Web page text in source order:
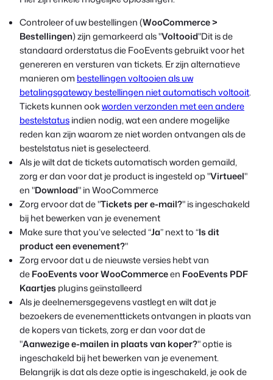
Controleer of uw bestellingen (WooCommerce >
Bestellingen) zijn gemarkeerd als "Voltooid"Dit is de
standaard orderstatus die FooEvents gebruikt voor het
genereren en versturen van tickets. Er zijn alternatieve
manieren om bestellingen voltooien als uw
betalingsgateway bestellingen niet automatisch voltooit.
Tickets kunnen ookworden verzonden met een andere
bestelstatusindien nodig, wat een andere mogelijke
reden kan zijn waarom ze niet worden ontvangen als de
bestelstatus niet is geselecteerd.
Als je wilt dat de tickets automatisch worden gemaild,
zorg er dan voor dat je product is ingesteld op "Virtueel"
en "Download" in WooCommerce
Zorg ervoor dat de "Tickets per e-mail?" is ingeschakeld
bij het bewerken van je evenement
Make sure that you’ve selected “Ja” next to “Is dit
product een evenement?"
Zorg ervoor dat u de nieuwste versies hebt van
deFooEvents voor WooCommerceen FooEvents PDF
Kaartjes plugins geïnstalleerd
Als je deelnemersgegevens vastlegt en wilt dat je
bezoekers de evenementtickets ontvangen in plaats van
de kopers van tickets, zorg er dan voor dat de
"Aanwezige e-mailen in plaats van koper?" optie is
ingeschakeld bij het bewerken van je evenement.
Belangrijk is dat als deze optie is ingeschakeld, je ook de